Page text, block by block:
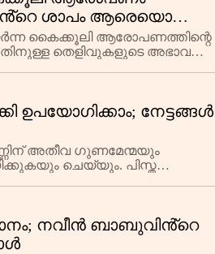
ശാപം ആരെയൊക്കെ
കൈക്കൂലി ആരോപണത്തിന്റെ
തെളിവുകളുടെ അഭാവവും,
ഉപയോഗിക്കാം; നേട്ടങ്ങൾ
അതീവ ഗുണമേന്മയും
ചെയ്യും. പിസ്ത
നവീൻ ബാബുവിൻ്റെ